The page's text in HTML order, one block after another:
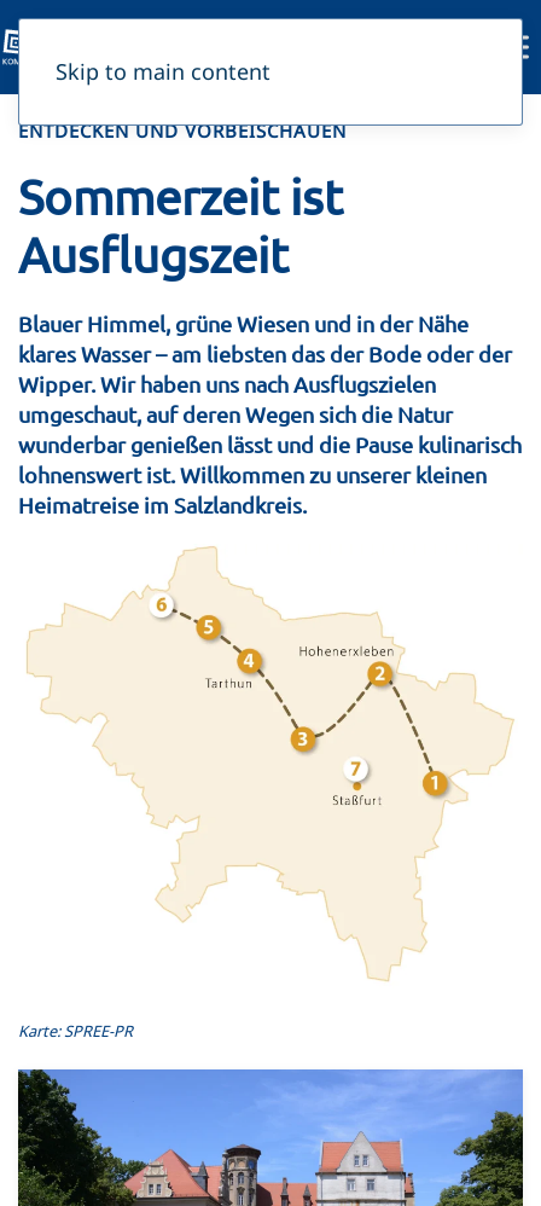
Skip to main content
ENTDECKEN UND VORBEISCHAUEN
Sommerzeit ist
Ausflugszeit
Blauer Himmel, grüne Wiesen und in der Nähe
klares Wasser – am liebsten das der Bode oder der
Wipper. Wir haben uns nach Ausflugszielen
umgeschaut, auf ­deren ­Wegen sich die Natur
wunderbar genießen lässt und die Pause kulinarisch
lohnenswert ist. Willkommen zu unserer kleinen
Heimatreise im Salzlandkreis.
Karte: SPREE-PR